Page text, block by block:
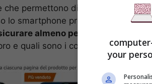
che permettono di ottenere una
lo smartphone presentasse un
almeno per 2 anni che il
e quali sono i contro
your